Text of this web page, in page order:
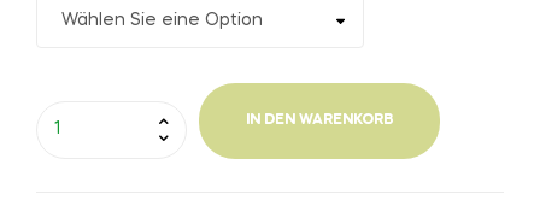
IN DEN WARENKORB